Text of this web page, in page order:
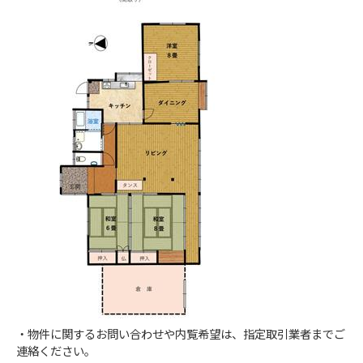
・物件に関するお問い合わせや内覧希望は、指定取引業者までご
連絡ください。